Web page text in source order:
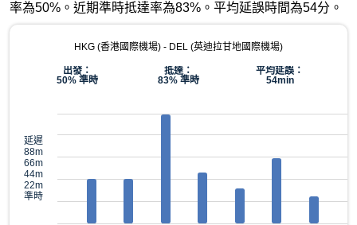
率為50%。近期準時抵達率為83%。平均延誤時間為54分。
HKG (香港國際機場) - DEL (英迪拉甘地國際機場)
出發：
50% 準時
抵達：
83% 準時
平均延誤：
54min
延遲
88m
66m
44m
22m
準時